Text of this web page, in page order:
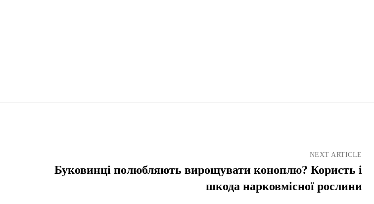
NEXT ARTICLE
Буковинці полюбляють вирощувати коноплю? Користь і
шкода нарковмісної рослини